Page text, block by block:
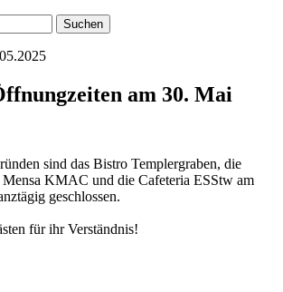
am 30. Mai
sind das Bistro Templergraben, die
Mensa KMAC und die Cafeteria ESStw am
geschlossen.
für ihr Verständnis!